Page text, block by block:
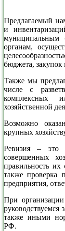
Предлагаемый
и
муниципальным
органам,
бюджета,
Также мы
числе с
комплексных
хозяйственной
Возможно
крупных
Ревизия – это
совершенных
правильность их
также проверка
предприятия,
При
руководствуемся
также иными
РФ.